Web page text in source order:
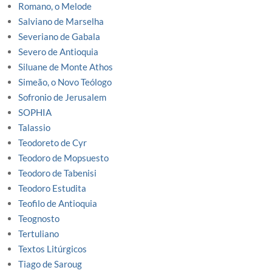
Romano, o Melode
Salviano de Marselha
Severiano de Gabala
Severo de Antioquia
Siluane de Monte Athos
Simeão, o Novo Teólogo
Sofronio de Jerusalem
SOPHIA
Talassio
Teodoreto de Cyr
Teodoro de Mopsuesto
Teodoro de Tabenisi
Teodoro Estudita
Teofilo de Antioquia
Teognosto
Tertuliano
Textos Litúrgicos
Tiago de Saroug